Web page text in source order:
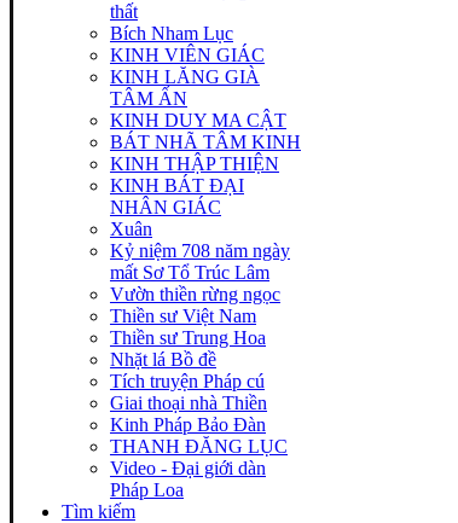
thất
Bích Nham Lục
KINH VIÊN GIÁC
KINH LĂNG GIÀ
TÂM ẤN
KINH DUY MA CẬT
BÁT NHÃ TÂM KINH
KINH THẬP THIỆN
KINH BÁT ĐẠI
NHÂN GIÁC
Xuân
Kỷ niệm 708 năm ngày
mất Sơ Tổ Trúc Lâm
Vườn thiền rừng ngọc
Thiền sư Việt Nam
Thiền sư Trung Hoa
Nhặt lá Bồ đề
Tích truyện Pháp cú
Giai thoại nhà Thiền
Kinh Pháp Bảo Đàn
THANH ĐĂNG LỤC
Video - Đại giới dàn
Pháp Loa
Tìm kiếm